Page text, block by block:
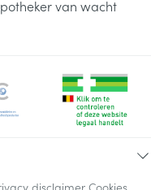
van wacht
disclaimer Cookies